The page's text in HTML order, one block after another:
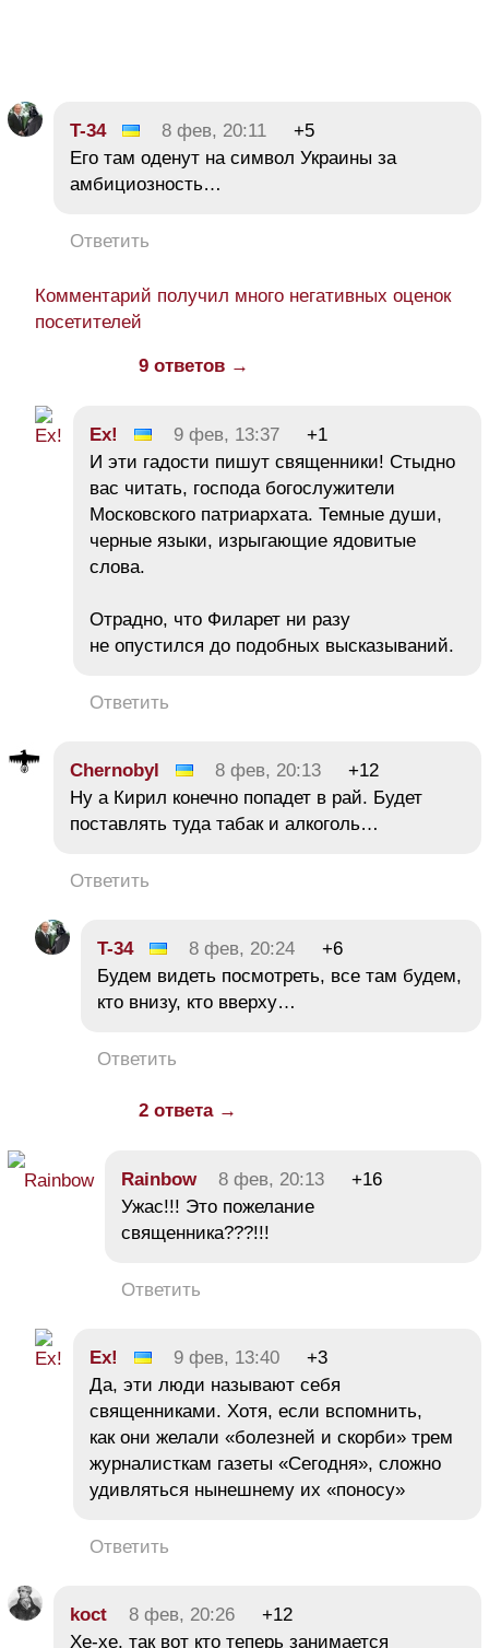
T-34 8 фев, 20:11
+5
Его там оденут на символ Украины за
амбициозность…
Ответить
Комментарий получил много негативных оценок
посетителей
9 ответов →
Ex! 9 фев, 13:37
+1
И эти гадости пишут священники! Стыдно
вас читать, господа богослужители
Московского патриархата. Темные души,
черные языки, изрыгающие ядовитые
слова.
Отрадно, что Филарет ни разу
не опустился до подобных высказываний.
Ответить
Chernobyl 8 фев, 20:13
+12
Ну а Кирил конечно попадет в рай. Будет
поставлять туда табак и алкоголь…
Ответить
T-34 8 фев, 20:24
+6
Будем видеть посмотреть, все там будем,
кто внизу, кто вверху…
Ответить
2 ответа →
Rainbow 8 фев, 20:13
+16
Ужас!!! Это пожелание
священника???!!!
Ответить
Ex! 9 фев, 13:40
+3
Да, эти люди называют себя
священниками. Хотя, если вспомнить,
как они желали «болезней и скорби» трем
журналисткам газеты «Сегодня», сложно
удивляться нынешнему их «поносу»
Ответить
koct 8 фев, 20:26
+12
Хе-хе, так вот кто теперь занимается